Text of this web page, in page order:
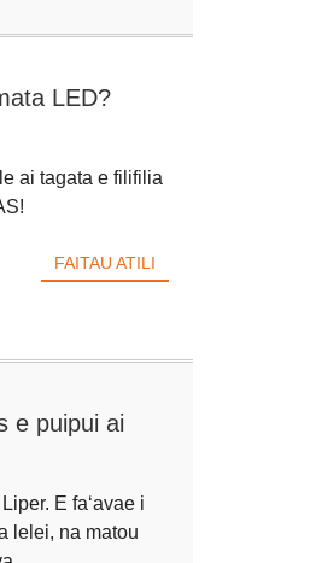
LED?
ai tagata e filifilia
FAITAU ATILI
e puipui ai
E faʻavae i
lelei, na matou